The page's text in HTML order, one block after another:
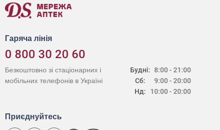
Гаряча лінія
0 800 30 20 60
Будні:
Сб:
Нд:
8:00 - 21:00
9:00 - 20:00
10:00 - 20:00
Безкоштовно зі стаціонарних і
мобільних телефонів в Україні
Приєднуйтесь